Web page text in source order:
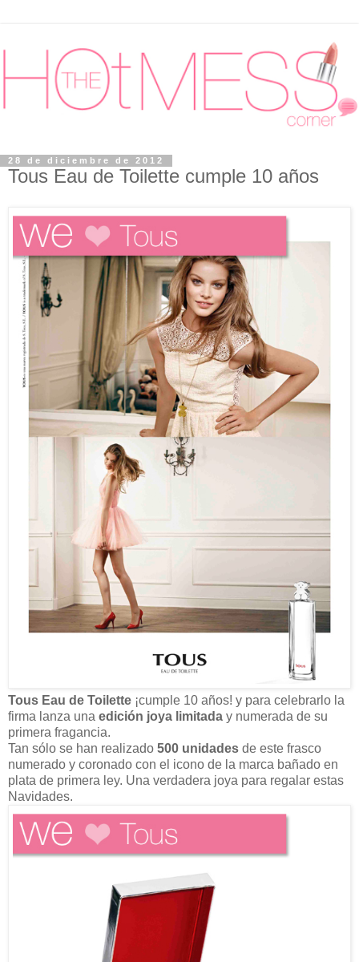
28 de diciembre de 2012
Tous Eau de Toilette cumple 10 años
Tous Eau de Toilette ¡cumple 10 años! y para celebrarlo la
firma lanza una edición joya limitada y numerada de su
primera fragancia.
Tan sólo se han realizado 500 unidades de este frasco
numerado y coronado con el icono de la marca bañado en
plata de primera ley. Una verdadera joya para regalar estas
Navidades.